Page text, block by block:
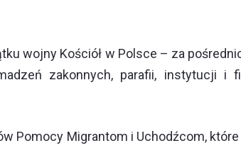
wojny Kościół w Polsce – za
zakonnych, parafii, instytucji
Pomocy Migrantom i Uchodźcom,